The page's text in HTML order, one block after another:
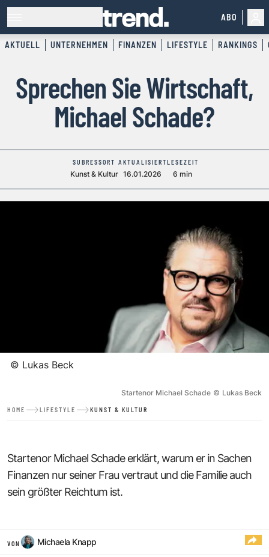
ABO
AKTUELL UNTERNEHMEN FINANZEN LIFESTYLE RANKINGS
Sprechen Sie Wirtschaft,
Michael Schade?
SUBRESSORT
Kunst & Kultur
AKTUALISIERT
16.01.2026
LESEZEIT
6 min
© Lukas Beck
Startenor Michael Schade © Lukas Beck
HOME LIFESTYLE KUNST & KULTUR
Startenor Michael Schade erklärt, warum er in Sachen
Finanzen nur seiner Frau vertraut und die Familie auch
sein größter Reichtum ist.
VON Michaela Knapp